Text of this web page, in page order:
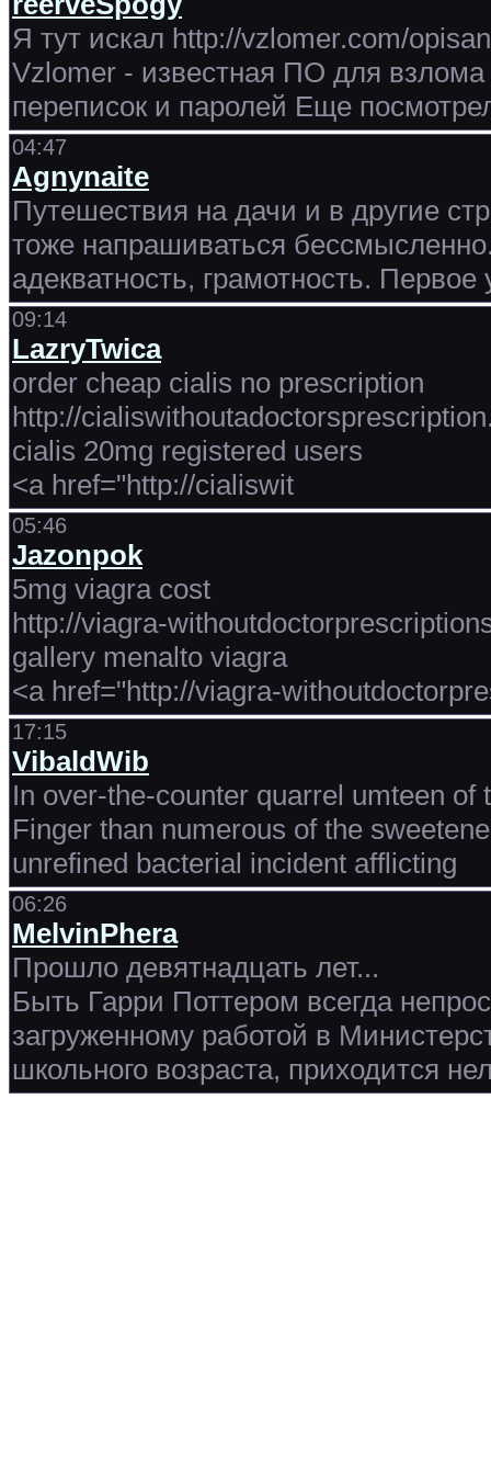
Я тут искал http://vzlomer.com/
Vzlomer - известная ПО для
переписок и паролей Еще
04:47
Agnynaite
Путешествия на дачи и в другие
тоже напрашиваться
адекватность, грамотность.
09:14
LazryTwica
order cheap cialis no prescription
http://
cialis 20mg registered users
<a href="http://cialiswit
05:46
Jazonpok
5mg viagra cost
http://viagra-
gallery menalto viagra
<a href="http://viagra-
17:15
VibaldWib
In over-the-counter quarrel umteen
Finger than numerous of the
unrefined bacterial incident afflicting
06:26
MelvinPhera
Прошло девятнадцать лет...
Быть Гарри Поттером всегда
загруженному работой в
школьного возраста, приходится